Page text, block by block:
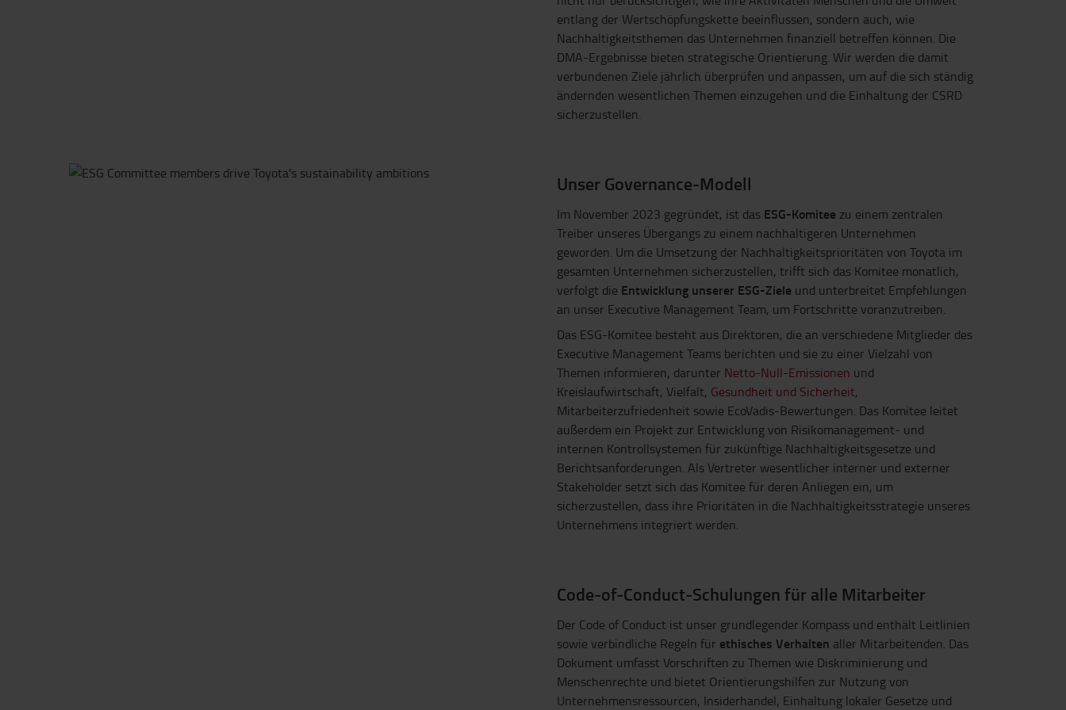
entlang der Wertschöpfungskette beeinflussen, sondern auch, wie
Nachhaltigkeitsthemen das Unternehmen finanziell betreffen können. Die
DMA-Ergebnisse bieten strategische Orientierung. Wir werden die damit
verbundenen Ziele jährlich überprüfen und anpassen, um auf die sich ständig
ändernden wesentlichen Themen einzugehen und die Einhaltung der CSRD
sicherzustellen.
Unser Governance-Modell
Im November 2023 gegründet, ist das ESG-Komitee zu einem zentralen
Treiber unseres Übergangs zu einem nachhaltigeren Unternehmen
geworden. Um die Umsetzung der Nachhaltigkeitsprioritäten von Toyota im
gesamten Unternehmen sicherzustellen, trifft sich das Komitee monatlich,
verfolgt die Entwicklung unserer ESG-Ziele und unterbreitet Empfehlungen
an unser Executive Management Team, um Fortschritte voranzutreiben.
Das ESG-Komitee besteht aus Direktoren, die an verschiedene Mitglieder des
Executive Management Teams berichten und sie zu einer Vielzahl von
Themen informieren, darunter Netto-Null-Emissionen und
Kreislaufwirtschaft, Vielfalt, Gesundheit und Sicherheit,
Mitarbeiterzufriedenheit sowie EcoVadis-Bewertungen. Das Komitee leitet
außerdem ein Projekt zur Entwicklung von Risikomanagement- und
internen Kontrollsystemen für zukünftige Nachhaltigkeitsgesetze und
Berichtsanforderungen. Als Vertreter wesentlicher interner und externer
Stakeholder setzt sich das Komitee für deren Anliegen ein, um
sicherzustellen, dass ihre Prioritäten in die Nachhaltigkeitsstrategie unseres
Unternehmens integriert werden.
Code-of-Conduct-Schulungen für alle Mitarbeiter
Der Code of Conduct ist unser grundlegender Kompass und enthält Leitlinien
sowie verbindliche Regeln für ethisches Verhalten aller Mitarbeitenden. Das
Dokument umfasst Vorschriften zu Themen wie Diskriminierung und
Menschenrechte und bietet Orientierungshilfen zur Nutzung von
Unternehmensressourcen, Insiderhandel, Einhaltung lokaler Gesetze und